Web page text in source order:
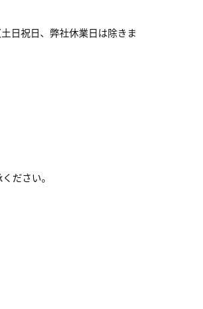
日祝日、弊社休業日は除きま
ださい。